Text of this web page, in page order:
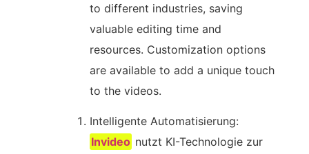
to different industries, saving
valuable editing time and
resources. Customization options
are available to add a unique touch
to the videos.
Intelligente Automatisierung:
Invideo nutzt KI-Technologie zur